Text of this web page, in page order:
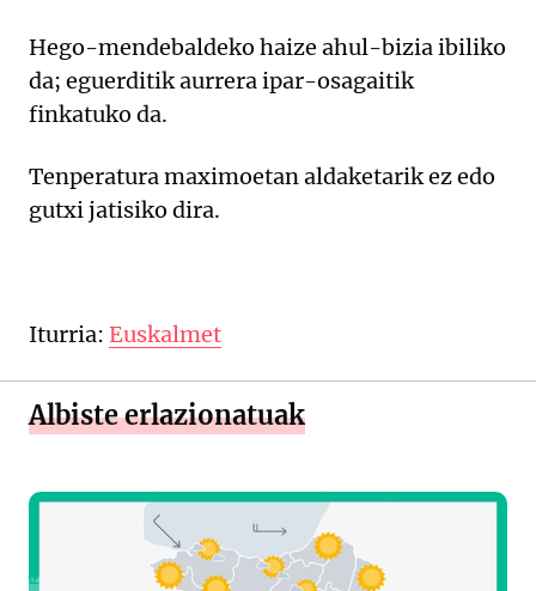
Hego-mendebaldeko haize ahul-bizia ibiliko
da; eguerditik aurrera ipar-osagaitik
finkatuko da.
Tenperatura maximoetan aldaketarik ez edo
gutxi jatisiko dira.
Iturria: Euskalmet
Albiste erlazionatuak